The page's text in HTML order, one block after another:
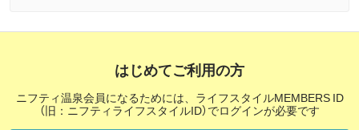
はじめてご利用の方
ニフティ温泉会員になるためには、ライフスタイルMEMBERS ID
（旧：ニフティライフスタイルID）でログインが必要です